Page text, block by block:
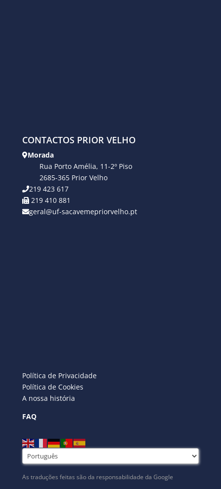
CONTACTOS PRIOR VELHO
Morada
Rua Porto Amélia, 11-2º Piso
2685-365 Prior Velho
219 423 617
219 410 881
geral@uf-sacavemepriorvelho.pt
Política de Privacidade
Política de Cookies
A nossa história
FAQ
As traduções feitas são da responsabilidade da Google